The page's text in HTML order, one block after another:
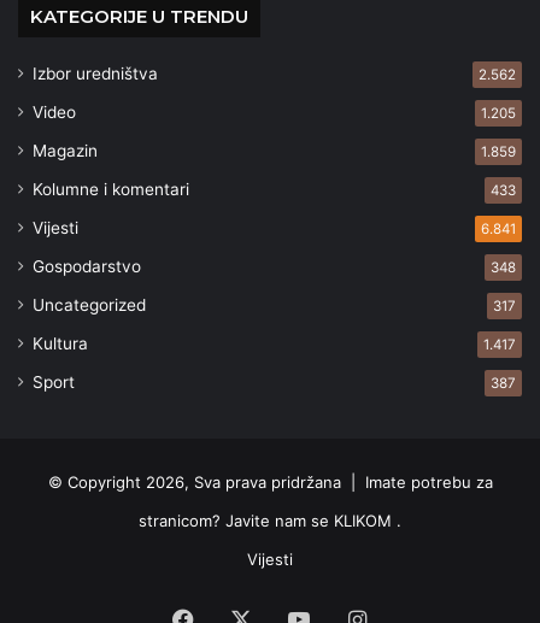
KATEGORIJE U TRENDU
Izbor uredništva 2.562
Video 1.205
Magazin 1.859
Kolumne i komentari 433
Vijesti 6.841
Gospodarstvo 348
Uncategorized 317
Kultura 1.417
Sport 387
© Copyright 2026, Sva prava pridržana | Imate potrebu za
stranicom? Javite nam se KLIKOM .
Vijesti
Facebook YouTubeInstagram